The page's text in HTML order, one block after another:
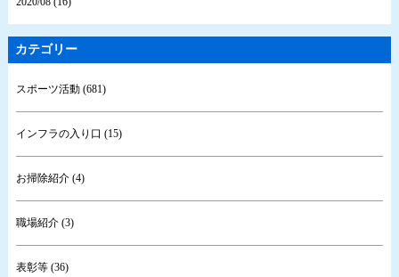
カテゴリー
スポーツ活動 (681)
インフラの入り口 (15)
お掃除紹介 (4)
職場紹介 (3)
表彰等 (36)